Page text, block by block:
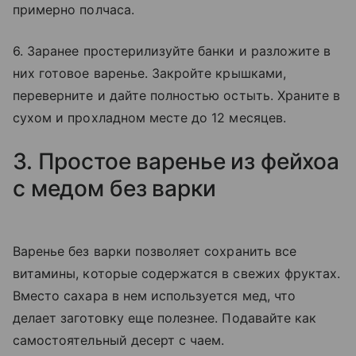
примерно полчаса.
6. Заранее простерилизуйте банки и разложите в
них готовое варенье. Закройте крышками,
переверните и дайте полностью остыть. Храните в
сухом и прохладном месте до 12 месяцев.
3. Простое варенье из фейхоа
с медом без варки
Варенье без варки позволяет сохранить все
витамины, которые содержатся в свежих фруктах.
Вместо сахара в нем используется мед, что
делает заготовку еще полезнее. Подавайте как
самостоятельный десерт с чаем.